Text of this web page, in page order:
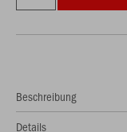
Beschreibung
Details